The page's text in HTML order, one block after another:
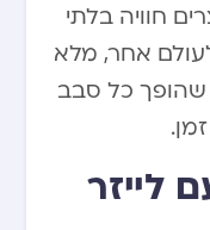
חוויה בלתי
אחר, מלא
שהופך כל סבב
לייזר